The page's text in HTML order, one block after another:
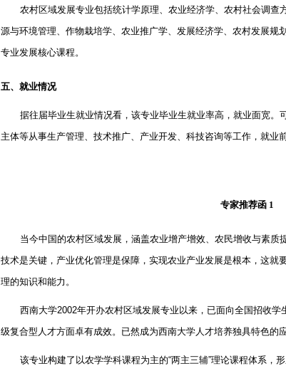
农村区域发展专业包括统计学原理、农业经济学、农村社会调查
源与环境管理、作物栽培学、农业推广学、发展经济学、农村发展规
专业发展核心课程。
五、就业情况
据往届毕业生就业情况看，该专业毕业生就业率高，就业面宽
主体等从事生产管理、技术推广、产业开发、科技咨询等工作，就业前
专家推荐函1
当今中国的农村区域发展，涵盖农业增产增效、农民增收与素
技术是关键，产业优化管理是保障，实现农业产业发展是根本，这就
理的知识和能力。
西南大学2002年开办农村区域发展专业以来，已面向全国招收
级复合型人才方面卓有成效。已然成为西南大学人才培养独具特色的
该专业构建了以农学学科课程为主的“两主三辅”理论课程体系，